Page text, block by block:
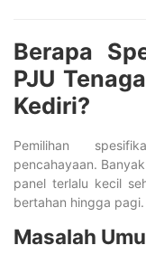
Berapa
PJU
Kediri?
Pemilihan
pencahayaan.
panel terlalu kecil
bertahan hingga pagi.
Masalah